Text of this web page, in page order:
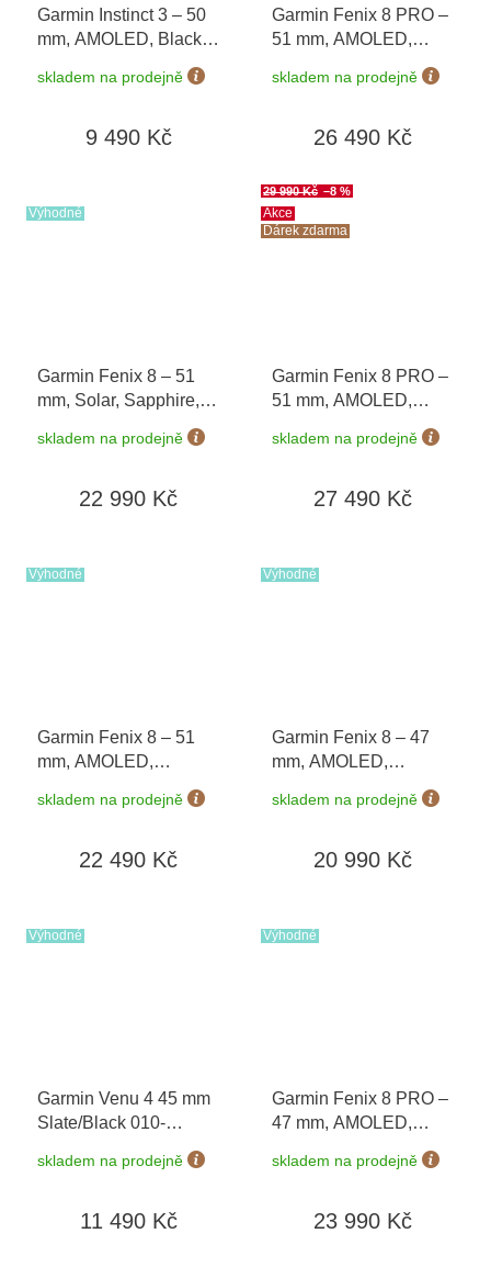
Garmin Instinct 3 – 50
mm, AMOLED, Black /
Bolt Blue 010-03020-
03
skladem na prodejně
9 490 Kč
Garmin Fenix 8 PRO –
51 mm, AMOLED,
Graphite/Black 010-
skladem na prodejně
26 490 Kč
Výhodné
Garmin Fenix 8 – 51
mm, Solar, Sapphire,
titanium s Black/Grey
skladem na prodejně
22 990 Kč
Akce
Dárek zdarma
29 990 Kč –8 %
Garmin Fenix 8 PRO –
51 mm, AMOLED,
grey/Chestnut 010-
řemínek + Topo Czech
hodnotě 1 290 Kč
skladem na prodejně
27 490 Kč
Výhodné
Garmin Fenix 8 – 51
mm, AMOLED,
Sapphire, Carbon grey
DLC s Black/Grey 010-
skladem na prodejně
22 490 Kč
Výhodné
Garmin Fenix 8 – 47
mm, AMOLED,
Sapphire, Carbon grey
DLC titanium s
skladem na prodejně
20 990 Kč
Výhodné
Garmin Venu 4 45 mm
Slate/Black 010-
skladem na prodejně
11 490 Kč
Výhodné
Garmin Fenix 8 PRO –
47 mm, AMOLED,
Black/Pebble Grey
skladem na prodejně
23 990 Kč